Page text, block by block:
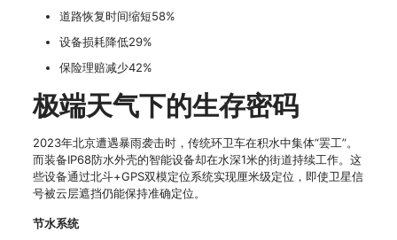
道路恢复时间缩短58%
设备损耗降低29%
保险理赔减少42%
极端天气下的生存密码
2023年北京遭遇暴雨袭击时，传统环卫车在积水中集体“罢工”。
而装备IP68防水外壳的智能设备却在水深1米的街道持续工作。这
些设备通过北斗+GPS双模定位系统实现厘米级定位，即使卫星信
号被云层遮挡仍能保持准确定位。
节水系统